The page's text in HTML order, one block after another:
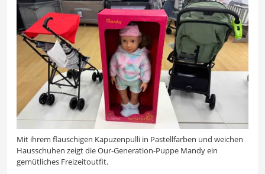
Mit ihrem flauschigen Kapuzenpulli in Pastellfarben und weichen
Hausschuhen zeigt die Our-Generation-Puppe Mandy ein
gemütliches Freizeitoutfit.